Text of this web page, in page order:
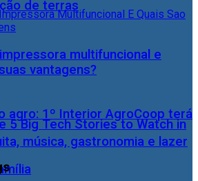
de terras
agro: 1º Interior AgroCoop terá
música, gastronomia e lazer
multifuncional e
vantagens?
5 Big Tech Stories to Watch in